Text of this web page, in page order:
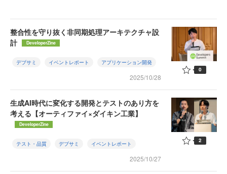
整合性を守り抜く非同期処理アーキテクチャ設
計
DeveloperZine
デブサミ イベントレポート アプリケーション開発
2025/10/28
0
生成AI時代に変化する開発とテストのあり方を
考える【オーティファイ×ダイキン工業】
DeveloperZine
テスト・品質 デブサミ イベントレポート
2025/10/27
2